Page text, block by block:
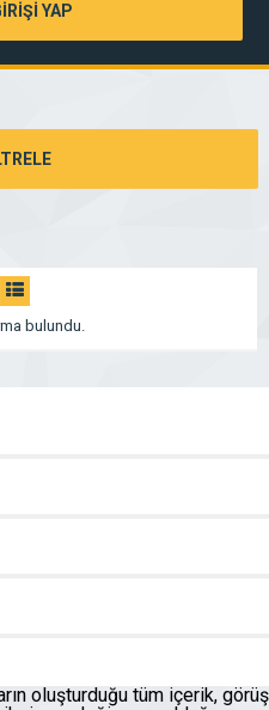
YAP
bulundu.
oluşturduğu tüm içerik, görüş